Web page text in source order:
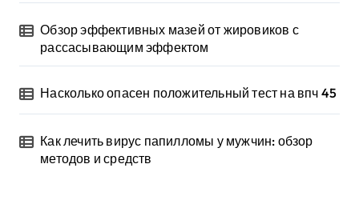
Обзор эффективных мазей от жировиков с
рассасывающим эффектом
Насколько опасен положительный тест на впч 45
Как лечить вирус папилломы у мужчин: обзор
методов и средств